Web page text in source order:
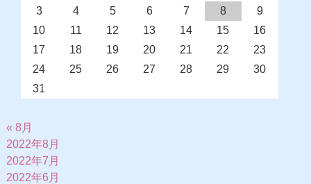
3
4 5 6 7 8
9
10
11 12 13 14 15
16
17
18 19 20 21 22
23
24
25 26 27 28 29
30
31
« 8月
2022年8月
2022年7月
2022年6月